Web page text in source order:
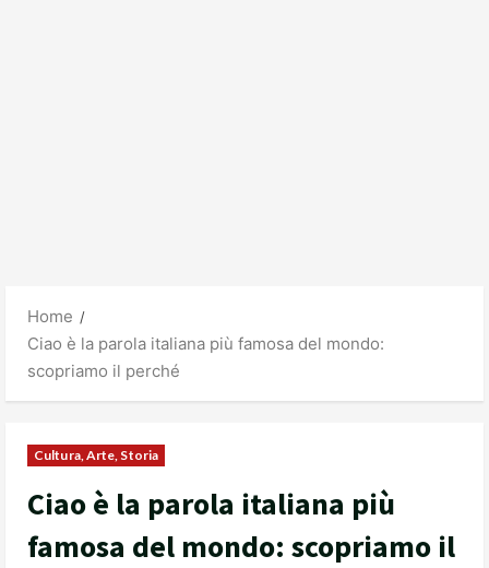
Home
Ciao è la parola italiana più famosa del mondo:
scopriamo il perché
Cultura, Arte, Storia
Ciao è la parola italiana più
famosa del mondo: scopriamo il